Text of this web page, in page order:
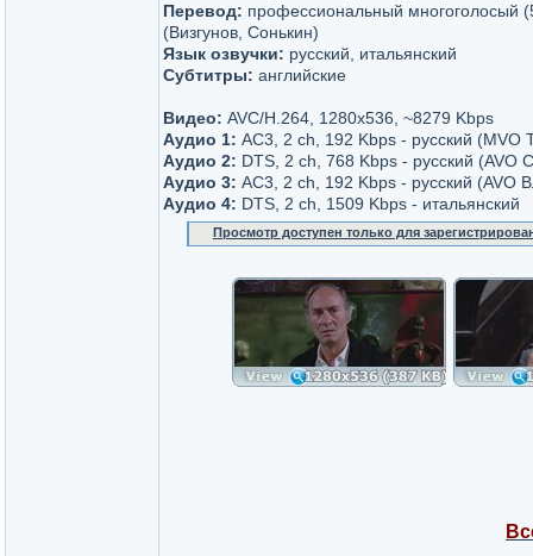
Перевод: профессиональный многоголосый
(Визгунов, Сонькин)
Язык озвучки: русский, итальянский
Субтитры: английские
Видео: AVC/H.264, 1280x536, ~8279 Kbps
Аудио 1: AC3, 2 ch, 192 Kbps - русский (MVO
Аудио 2: DTS, 2 ch, 768 Kbps - русский (AVO
Аудио 3: AC3, 2 ch, 192 Kbps - русский (AVO
Аудио 4: DTS, 2 ch, 1509 Kbps - итальянский
Просмотр доступен только для